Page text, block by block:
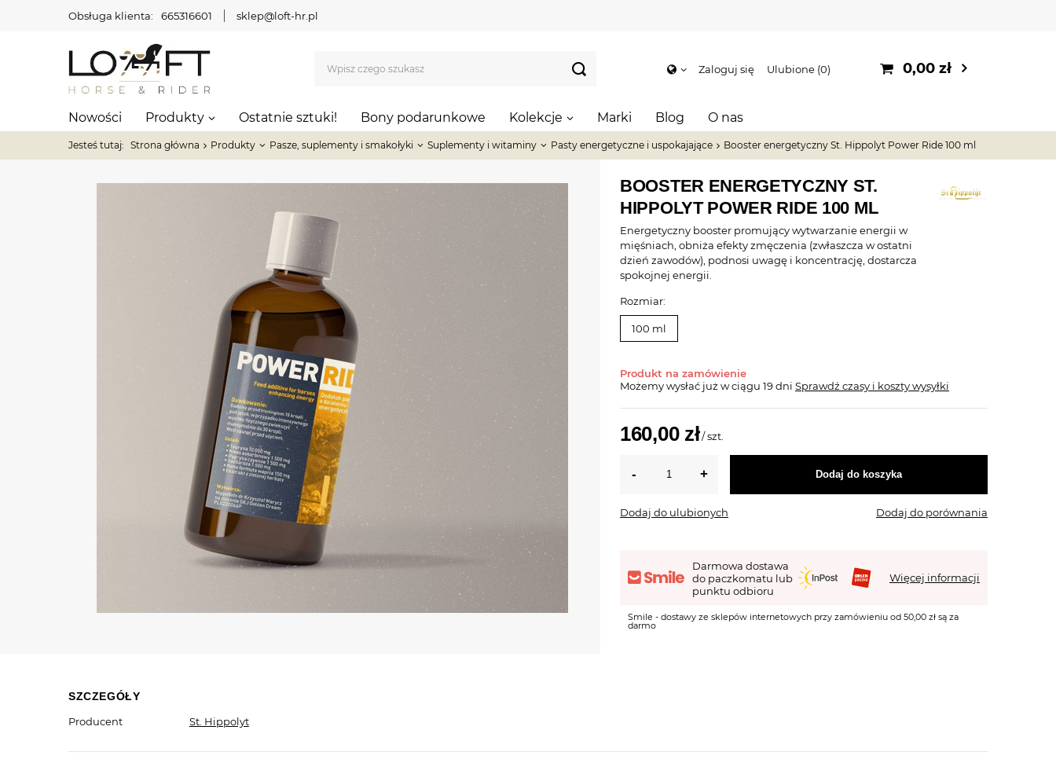
Obsługa klienta: 665316601 sklep@loft-hr.pl
Zaloguj się Ulubione 0 0,00 zł
Nowości Produkty Ostatnie sztuki! Bony podarunkowe Kolekcje Marki Blog O nas
Jesteś tutaj: Strona główna Produkty Pasze, suplementy i smakołyki Suplementy i witaminy Pasty energetyczne i uspokajające Booster energetyczny St. Hippolyt Power Ride 100 ml
BOOSTER ENERGETYCZNY ST.
HIPPOLYT POWER RIDE 100 ML
Energetyczny booster promujący wytwarzanie energii w
mięśniach, obniża efekty zmęczenia (zwłaszcza w ostatni
dzień zawodów), podnosi uwagę i koncentrację, dostarcza
spokojnej energii.
Rozmiar:
100 ml
Produkt na zamówienie
Możemy wysłać już w ciągu 19 dni Sprawdź czasy i koszty wysyłki
160,00 zł/szt.
Dodaj do koszyka
Dodaj do ulubionych Dodaj do porównania
Darmowa dostawa
do paczkomatu lub
punktu odbioru
Więcej informacji
Smile - dostawy ze sklepów internetowych przy zamówieniu od 50,00 zł są za
darmo
SZCZEGÓŁY
Producent
St. Hippolyt